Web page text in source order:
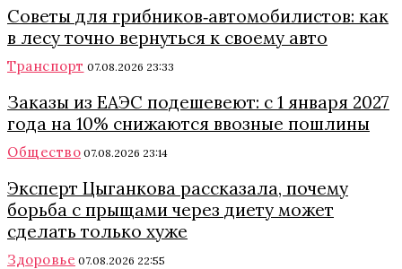
Советы для грибников‑автомобилистов: как
в лесу точно вернуться к своему авто
Транспорт 07.08.2026 23:33
Заказы из ЕАЭС подешевеют: с 1 января 2027
года на 10% снижаются ввозные пошлины
Общество 07.08.2026 23:14
Эксперт Цыганкова рассказала, почему
борьба с прыщами через диету может
сделать только хуже
Здоровье 07.08.2026 22:55